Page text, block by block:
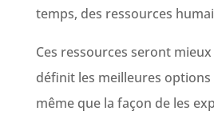
temps, des ressources
Ces ressources seront mieux
définit les meilleures
même que la façon de les